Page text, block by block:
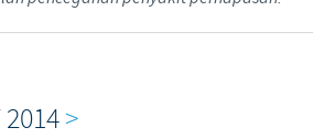
2014>